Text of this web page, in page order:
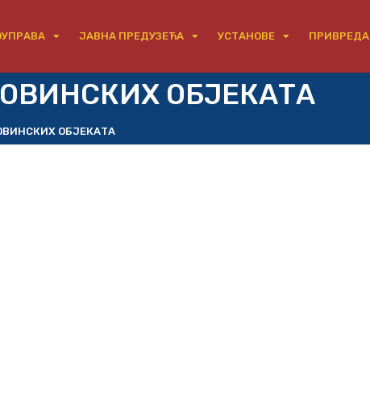
ЈАВНА ПРЕДУЗЕЋА УСТАНОВЕ ПРИВРЕДА
ОБЈЕКАТА
ОБЈЕКАТА